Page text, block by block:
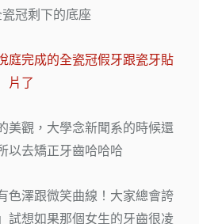
冠剩下的底座
庭完成的全瓷冠假牙跟瓷牙貼
片了
美觀，大學念新聞系的時候還
以去矯正牙齒哈哈哈
色澤跟微笑曲線！大家總會誇
試想如果那個女生的牙齒很凌